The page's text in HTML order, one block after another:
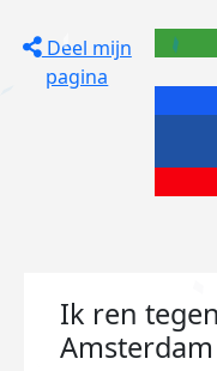
Deel mijn
pagina
Ik ren